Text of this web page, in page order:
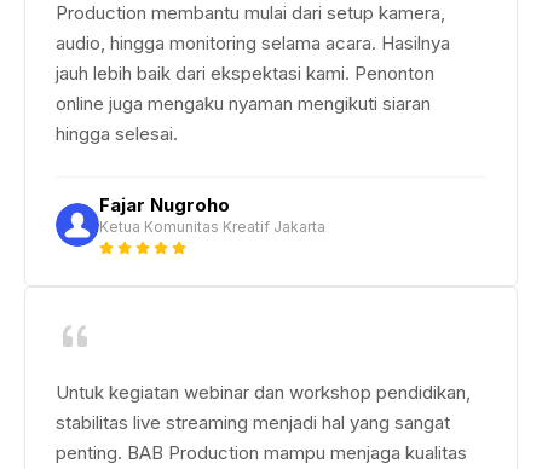
Production membantu mulai dari setup kamera,
audio, hingga monitoring selama acara. Hasilnya
jauh lebih baik dari ekspektasi kami. Penonton
online juga mengaku nyaman mengikuti siaran
hingga selesai.
Fajar Nugroho
Ketua Komunitas Kreatif Jakarta
Untuk kegiatan webinar dan workshop pendidikan,
stabilitas live streaming menjadi hal yang sangat
penting. BAB Production mampu menjaga kualitas